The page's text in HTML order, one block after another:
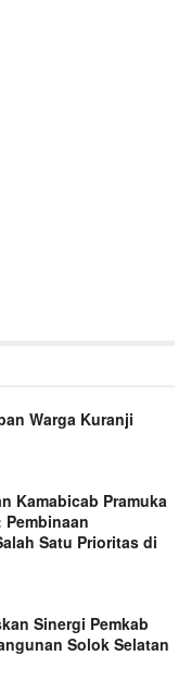
Warga Kuranji
Kamabicab Pramuka
Pembinaan
Satu Prioritas di
Sinergi Pemkab
Solok Selatan